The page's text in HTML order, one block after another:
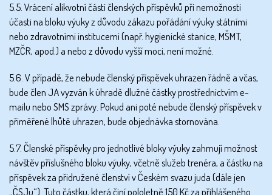
5.5. Vrácení alikvotní části členských příspěvků při nemožnosti
účasti na bloku výuky z důvodu zákazu pořádání výuky státními
nebo zdravotními institucemi (např. hygienické stanice, MŠMT,
MZČR, apod.) a nebo z důvodu vyšší moci, není možné.
5.6. V případě, že nebude členský příspěvek uhrazen řádně a včas,
bude člen JA vyzván k úhradě dlužné částky prostřednictvím e-
mailu nebo SMS zprávy. Pokud ani poté nebude členský příspěvek v
přiměřené lhůtě uhrazen, bude objednávka stornována.
5.7. Členské příspěvky pro jednotlivé bloky výuky zahrnují možnost
návštěv příslušného bloku výuky, včetně služeb trenéra, a částku na
příspěvek za přidružené členství v Českém svazu juda (dále jen
„ČSJu“). Tuto částku, která činí pololetně 150 Kč za přihlášeného